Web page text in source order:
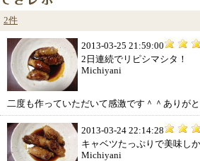
2件
2013-03-25 21:59:00
2日連続でリピシマシタ！
Michiyani
二度も作っていただいて感激です＾＾ありが
2013-03-24 22:14:28
キャベツたっぷりで美味し
Michiyani